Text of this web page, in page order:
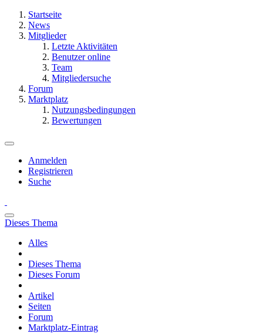
Startseite
News
Mitglieder
Letzte Aktivitäten
Benutzer online
Team
Mitgliedersuche
Forum
Marktplatz
Nutzungsbedingungen
Bewertungen
Anmelden
Registrieren
Suche
Dieses Thema
Alles
Dieses Thema
Dieses Forum
Artikel
Seiten
Forum
Marktplatz-Eintrag